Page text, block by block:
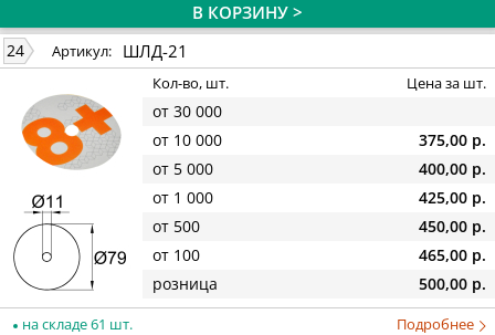
В КОРЗИНУ >
24 Артикул: ШЛД-21
Кол-во, шт. Цена за шт.
от 30 000
от 10 000
375,00 р.
от 5 000
400,00 р.
от 1 000
425,00 р.
от 500
450,00 р.
от 100
465,00 р.
розница
500,00 р.
на складе 61 шт. Подробнее